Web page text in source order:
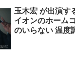
玉木宏 が出演す
イオンのホーム
のいらない 温度